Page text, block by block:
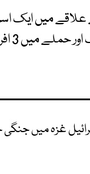
3 افراد جان سے گئے۔
غزہ میں جنگی